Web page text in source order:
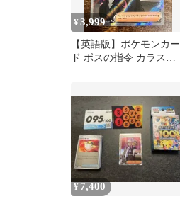
¥3,999
【英語版】ポケモンカー
ド ボスの指令 カラスバ
¥ 7,400